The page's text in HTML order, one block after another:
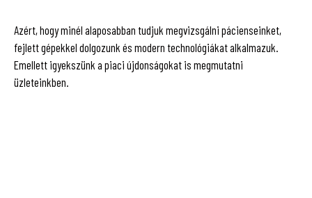
Azért, hogy minél alaposabban tudjuk megvizsgálni pácienseinket,
fejlett gépekkel dolgozunk és modern technológiákat alkalmazuk.
Emellett igyekszünk a piaci újdonságokat is megmutatni
üzleteinkben.